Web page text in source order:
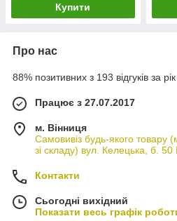
Купити
Про нас
88% позитивних з 193 відгуків за рік
Працює з 27.07.2017
м. Вінниця
Самовивіз будь-якого товару
зі складу) вул. Келецька, б.
Контакти
Сьогодні вихідний
Показати весь графік